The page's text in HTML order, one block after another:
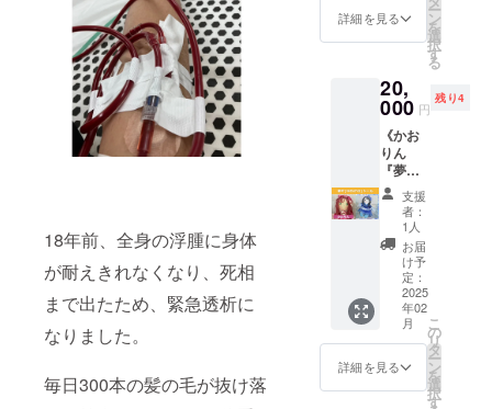
18年前、全身の浮腫に身体
が耐えきれなくなり、死相
まで出たため、緊急透析に
なりました。
毎日300本の髪の毛が抜け落
クサ
リーに
サイ
ズ：幅
約1メー
トルか
ら1.2
メート
ル × 長
さ 約5
メート
ルから9
メート
ル（リ
メイク
品にて
個体差
があり
ます）
材質：​
コット
から1年
間
相談さ
せてく
確保や
許可取
り等が
必要な
場合に
ついて
はご支
援者様
にお願
いいた
します
【イベ
ント開
催期
限】 ク
ファン
ディン
2026年
1月末ま
セッ
ション
らっ
しゃる
支援者
様の交
通費は
自己負
担にな
りま
す。
◇RAS
Ⓡとは
ストレ
スやお
悩みの
原因と
いる
『信じ
す ◇理
ついて
心のク
とカ
ラーセ
ラピー
を行っ
て、理
想の未
来のた
めに不
要な考
え方を
手放し
て、成
自分ス
タイル
ります
ン費
用、印
刷費用
が含ま
れます
※リター
ン費用
は片面
カラー
100枚の
場合に
なりま
す。両
面カ
ラー、2
つ折り
の名
に！ 特
徴をと
らえて
ルな可
愛い似
顔絵を
制作
し、イ
ンク
パッド
の要ら
ない便
利なス
タンプ
に仕上
げま
す。 名
刺、手
紙など
いろい
詳細を見る ー
ン
を
選
択
す
る
20,
000 円
残り4
《かお
りん
『夢叶
(ゆめか
な)ドー
ル』》
絵本制
作のコ
アメン
バーで
SNSの
画像作
りを担
当して
くれて
いる、
支援
者：
1人
お届
け予
定：
2025
年02
月
詳細を見る
こ
の
リ
タ
ー
ン
を
選
択
す